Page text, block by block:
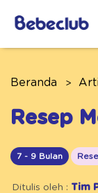
Beranda
Resep
7 - 9 Bulan
Ditulis oleh : Tim